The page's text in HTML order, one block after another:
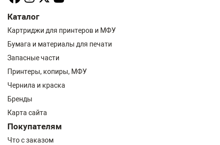
Каталог
Картриджи для принтеров и МФУ
Бумага и материалы для печати
Запасные части
Принтеры, копиры, МФУ
Чернила и краска
Бренды
Карта сайта
Покупателям
Что с заказом